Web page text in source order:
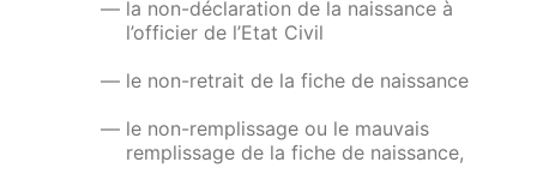
la non-déclaration de la naissance à
l’officier de l’Etat Civil
le non-retrait de la fiche de naissance
le non-remplissage ou le mauvais
remplissage de la fiche de naissance,